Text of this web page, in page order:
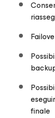
finale